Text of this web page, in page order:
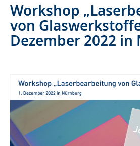
main
content
Workshop
von
Dezember 2022